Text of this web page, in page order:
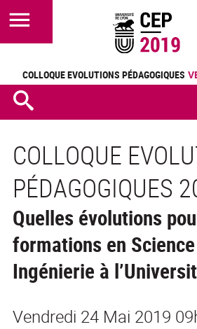
COLLOQUE EVOLUTIONS PÉDAGOGIQUES
COLLOQUE
PÉDAGOGIQUES
Quelles évolutions
formations en
Ingénierie à
Vendredi 24 Mai 2019